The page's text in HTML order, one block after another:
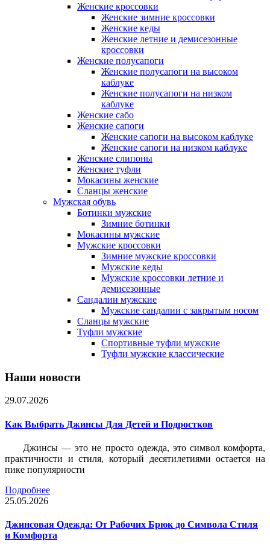
Женские кроссовки
Женские зимние кроссовки
Женские кеды
Женские летние и демисезонные
кроссовки
Женские полусапоги
Женские полусапоги на высоком
каблуке
Женские полусапоги на низком
каблуке
Женские сабо
Женские сапоги
Женские сапоги на высоком каблуке
Женские сапоги на низком каблуке
Женские слипоны
Женские туфли
Мокасины женские
Сланцы женские
Мужская обувь
Ботинки мужские
Зимние ботинки
Мокасины мужские
Мужские кроссовки
Зимние мужские кроссовки
Мужские кеды
Мужские кроссовки летние и
демисезонные
Сандалии мужские
Мужские сандалии с закрытым носом
Сланцы мужские
Туфли мужские
Спортивные туфли мужские
Туфли мужские классические
Наши новости
29.07.2026
Как Выбрать Джинсы Для Детей и Подростков
Джинсы — это не просто одежда, это символ комфорта,
практичности и стиля, который десятилетиями остается на
пике популярности
Подробнее
25.05.2026
Джинсовая Одежда: От Рабочих Брюк до Символа Стиля
и Комфорта